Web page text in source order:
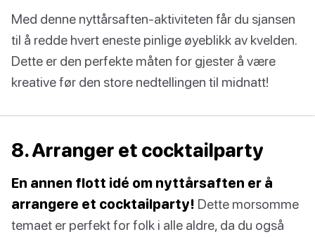
Med denne nyttårsaften-aktiviteten får du sjansen
til å redde hvert eneste pinlige øyeblikk av kvelden.
Dette er den perfekte måten for gjester å være
kreative før den store nedtellingen til midnatt!
8. Arranger et cocktailparty
En annen flott idé om nyttårsaften er å
arrangere et cocktailparty! Dette morsomme
temaet er perfekt for folk i alle aldre, da du også